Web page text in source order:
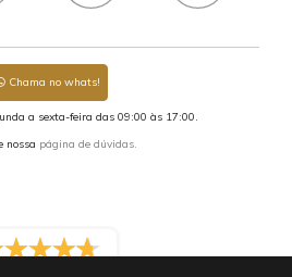
Chama no whats!
a sexta-feira das 09:00 às 17:00.
nossa página de dúvidas.